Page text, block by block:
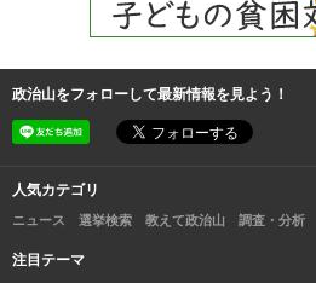
政治山をフォローして最新情報を見よう！
人気カテゴリ
ニュース 選挙検索 教えて政治山 調査・分析
注目テーマ